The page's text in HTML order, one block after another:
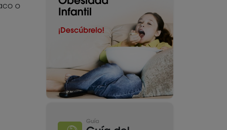
o